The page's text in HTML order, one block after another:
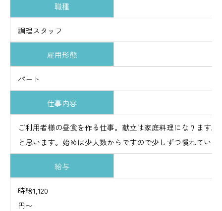
職種
調理スタッフ
雇用形態
パート
仕事内容
ご利用者様の昼食を作る仕事。献立は家庭料理になります
と思います。始めは少人数からですので少しずつ慣れていけ
給与
時給1,120